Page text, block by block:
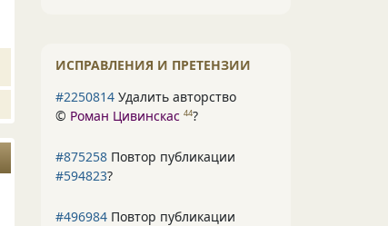
ИСПРАВЛЕНИЯ И ПРЕТЕНЗИИ
#2250814 Удалить авторство
© Роман Цивинскас 44?
#875258 Повтор публикации
#594823?
#496984 Повтор публикации